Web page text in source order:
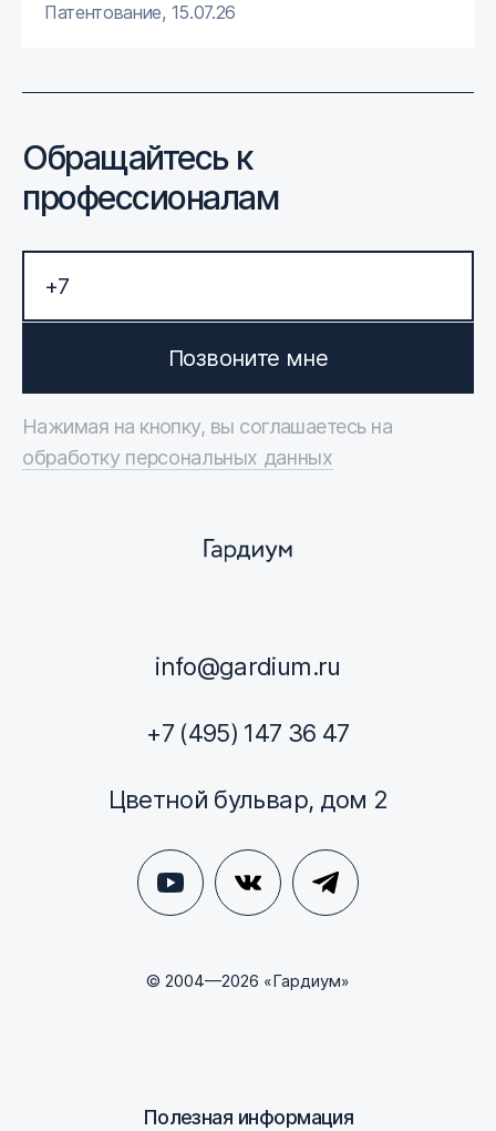
Патентование, 15.07.26
Обращайтесь к
профессионалам
Позвоните мне
Нажимая на кнопку, вы соглашаетесь на
обработку персональных данных
info@gardium.ru
+7 (495) 147 36 47
Цветной бульвар, дом 2
© 2004—2026 «Гардиум»
Полезная информация